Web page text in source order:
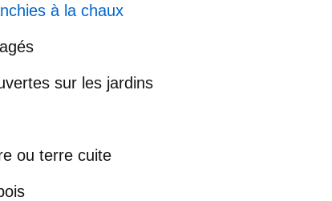
à la chaux
sur les jardins
ou terre cuite